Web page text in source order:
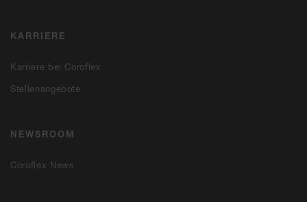
KARRIERE
Karriere bei Coroflex
Stellenangebote
NEWSROOM
Coroflex News